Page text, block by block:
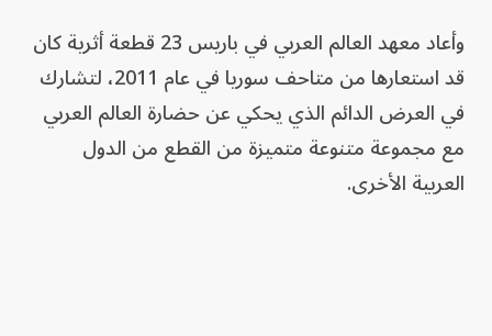
وأعاد معهد العالم العربي في باريس ‏23 قطعة ‏أثرية كان
قد ‏استعارها من متاحف سوريا ‏في عام 2011، لتشارك
‏في العرض الدائم الذي ‌‏يحكي عن حضارة العالم العربي
مع ‏مجموعة ‏متنوعة متميزة من القطع من ‏الدول
العربية الأخرى. ‏